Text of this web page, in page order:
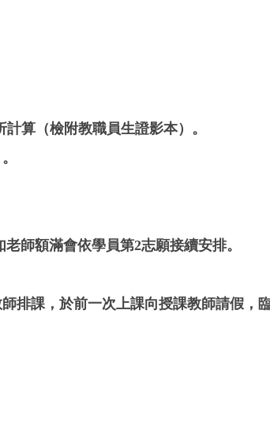
算（檢附教職員生證影本）。
老師額滿會依學員第2志願接續安排。
排課，於前一次上課向授課教師請假